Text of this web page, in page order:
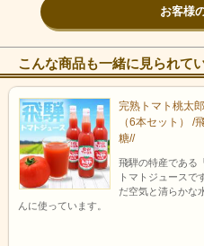
お客様
こんな商品も一緒に見られて
完熟トマト桃太
（6本セット） /
糖//
飛騨の特産である
トマトジュースで
だ空気と清らかな
んに使っています。